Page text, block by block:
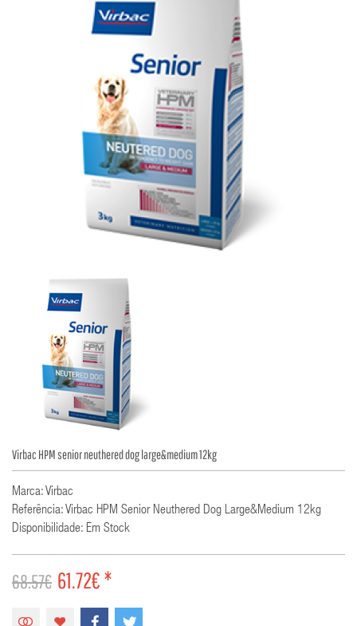
Virbac HPM senior neuthered dog large&medium 12kg
Marca: Virbac
Referência: Virbac HPM Senior Neuthered Dog Large&medium 12kg
Disponibilidade: Em Stock
68.57€ 61.72€ *